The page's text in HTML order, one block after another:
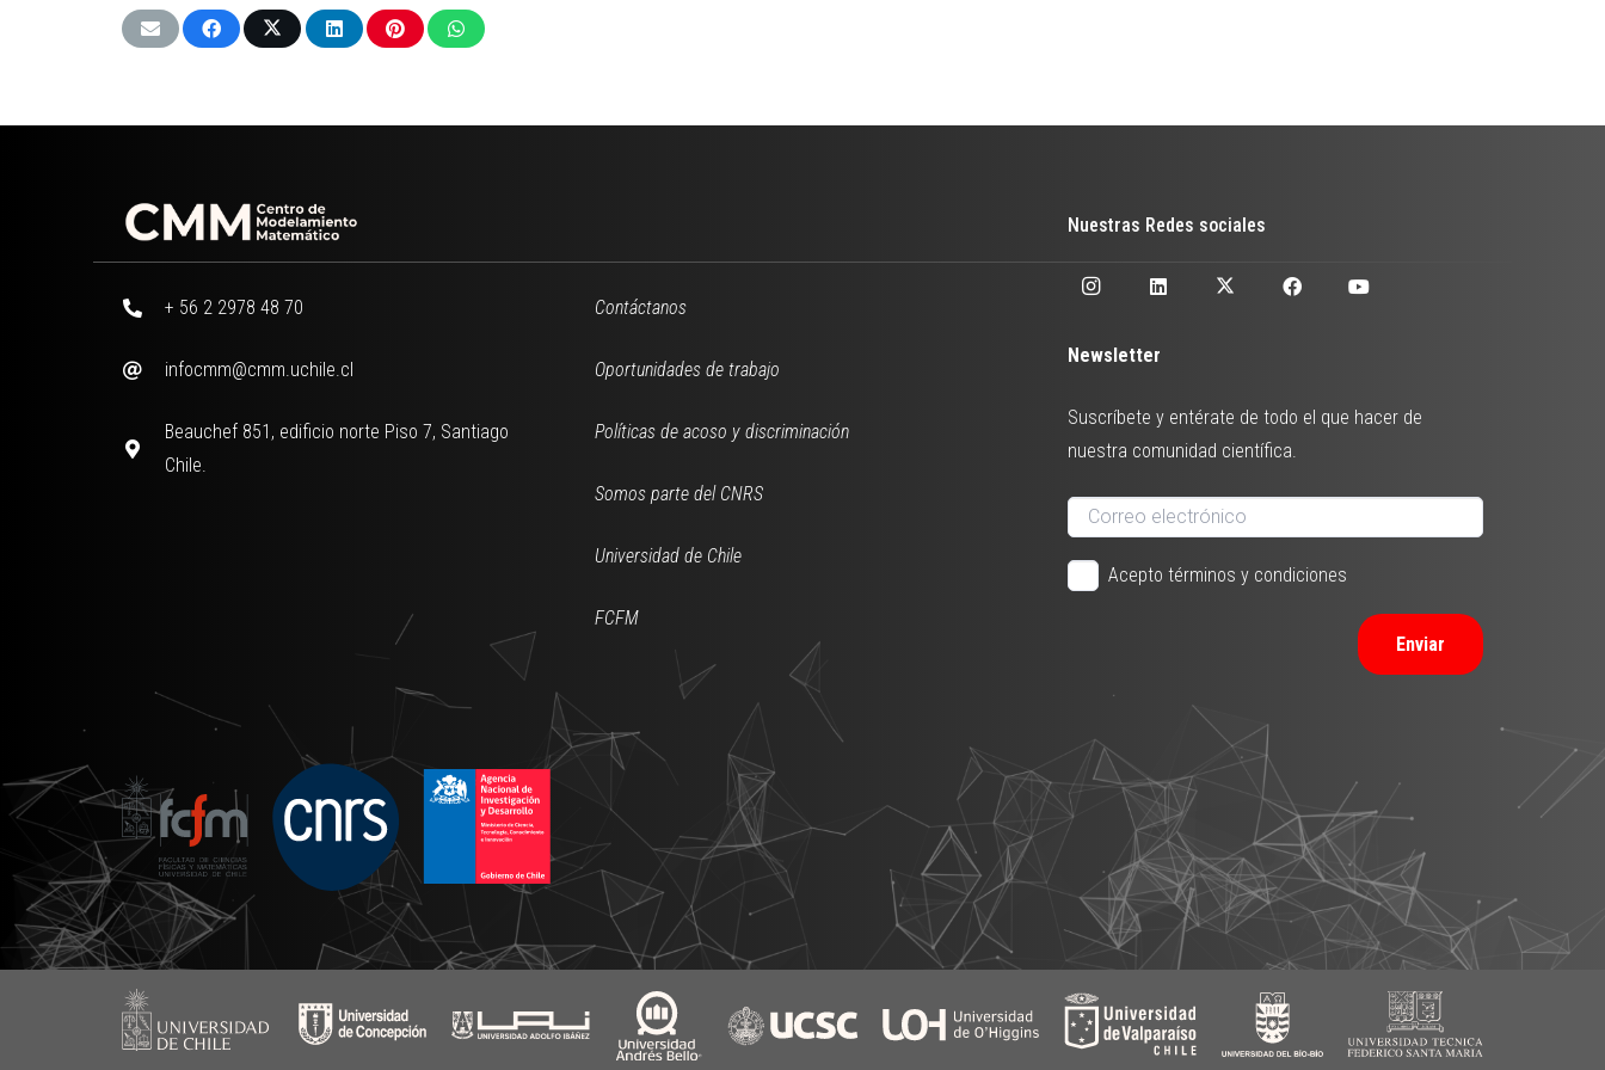
Nuestras Redes sociales
+ 56 2 2978 48 70
infocmm@cmm.uchile.cl
Beauchef 851, edificio norte Piso 7, Santiago
Chile.
Contáctanos
Oportunidades de trabajo
Políticas de acoso y discriminación
Somos parte del CNRS
Universidad de Chile
FCFM
Newsletter
Suscríbete y entérate de todo el que hacer de
nuestra comunidad científica.
Acepto términos y condiciones
Enviar